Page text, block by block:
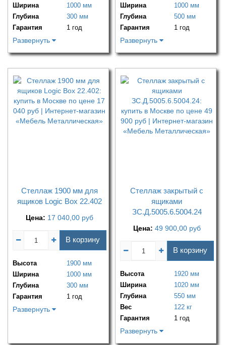
Ширина
1000 мм
Глубина
300 мм
Гарантия
1 год
Развернуть
Ширина
1000 мм
Глубина
500 мм
Гарантия
1 год
Развернуть
Стеллаж 1900 мм для
ящиков Logic Box 22.402
Цена: 17 040,00 руб
В корзину
Высота
1900 мм
Ширина
1000 мм
Глубина
300 мм
Гарантия
1 год
Развернуть
Стеллаж закрытый с
ящиками
ЗС.Д.5005.6.5004.24
Цена: 49 900,00 руб
В корзину
Высота
1920 мм
Ширина
1020 мм
Глубина
550 мм
Вес
122 кг
Гарантия
1 год
Развернуть